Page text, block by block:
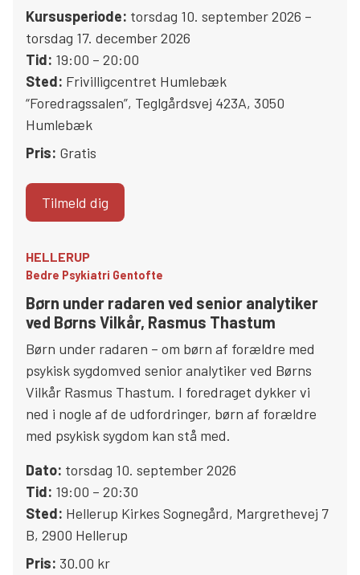
Kursusperiode: torsdag 10. september 2026 –
torsdag 17. december 2026
Tid: 19:00 – 20:00
Sted: Frivilligcentret Humlebæk
“Foredragssalen”, Teglgårdsvej 423A, 3050
Humlebæk
Pris: Gratis
Tilmeld dig
HELLERUP
Bedre Psykiatri Gentofte
Børn under radaren ved senior analytiker
ved Børns Vilkår, Rasmus Thastum
Børn under radaren – om børn af forældre med
psykisk sygdomved senior analytiker ved Børns
Vilkår Rasmus Thastum. I foredraget dykker vi
ned i nogle af de udfordringer, børn af forældre
med psykisk sygdom kan stå med.
Dato: torsdag 10. september 2026
Tid: 19:00 – 20:30
Sted: Hellerup Kirkes Sognegård, Margrethevej 7
B, 2900 Hellerup
Pris: 30.00 kr